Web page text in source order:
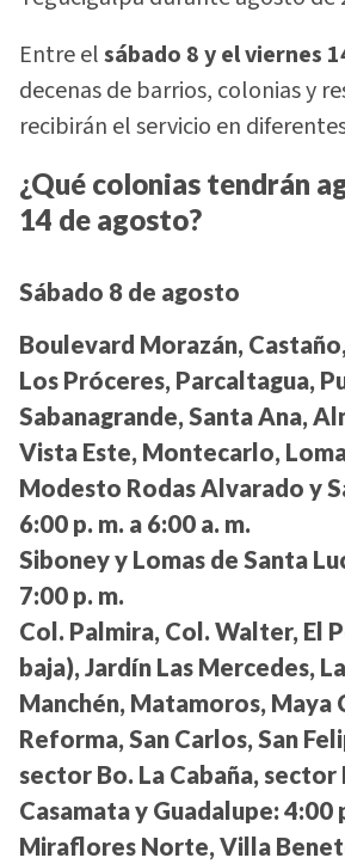
Entre elsábado 8 y el viernes
decenas de barrios, colonias y
recibirán el servicio en
¿Qué colonias tendrán
14 de agosto?
Sábado 8 de agosto
Boulevard Morazán,
Los Próceres, Parcaltagua,
Sabanagrande, Santa Ana,
Vista Este, Montecarlo,
Modesto Rodas Alvarado y
6:00 p. m. a 6:00 a. m.
Siboney y Lomas de Santa
7:00 p. m.
Col. Palmira, Col. Walter, El
baja), Jardín Las Mercedes,
Manchén, Matamoros, Maya
Reforma, San Carlos, San
sector Bo. La Cabaña, sector
Casamata y Guadalupe: 4:00
Miraflores Norte, Villa